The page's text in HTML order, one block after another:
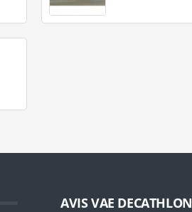
AVIS VAE DECATHLON